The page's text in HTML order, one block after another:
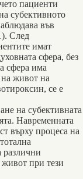
пациенти
субективното
във
След
имат
сфера, без
сфера има
на живот на
се е
на субективната
Навременната
върху процеса на
различни
при тези